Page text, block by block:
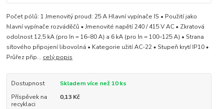
Počet pólů: 1 Jmenovitý proud: 25 A Hlavní vypínače IS • Použití jako
hlavní vypínače rozváděčů • Jmenovité napětí 240 / 415 V AC • Zkratová
odolnost 12,5 kA (pro In = 16–80 A) a 6 kA (pro In = 100–125 A) • Strana
síťového připojení libovolná • Kategorie užití AC-22 • Stupeň krytí IP10 •
Průřez přip... celý popis
Dostupnost
Skladem více než 10 ks
Příspěvek na
recyklaci
0,13 Kč